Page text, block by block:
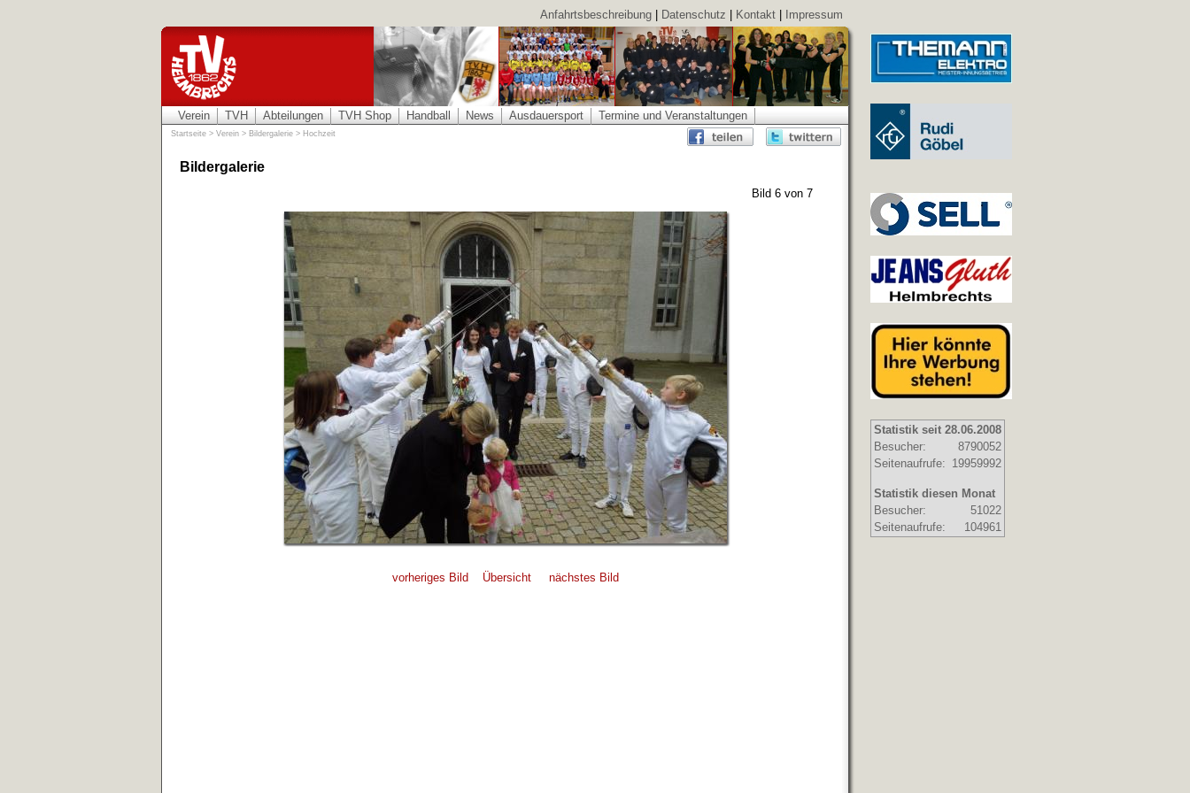
Anfahrtsbeschreibung Datenschutz Kontakt Impressum
Verein TVH Abteilungen TVH Shop Handball News Ausdauersport Termine und Veranstaltungen
Startseite > Verein > Bildergalerie > Hochzeit
Bildergalerie
Bild 6 von 7
vorheriges Bild Übersicht nächstes Bild
Statistik seit 28.06.2008
Besucher:
8790052
Seitenaufrufe: 19959992
Statistik diesen Monat
Besucher:
51022
Seitenaufrufe:
104961